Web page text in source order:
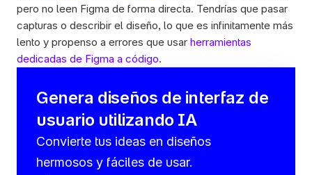
pero no leen Figma de forma directa. Tendrías que pasar
capturas o describir el diseño, lo que es infinitamente más
lento y propenso a errores que usar herramientas
dedicadas de Figma a código.
Genera diseños de interfaz de
usuario utilizando IA
Convierte tus ideas en diseños
hermosos y fáciles de usar.